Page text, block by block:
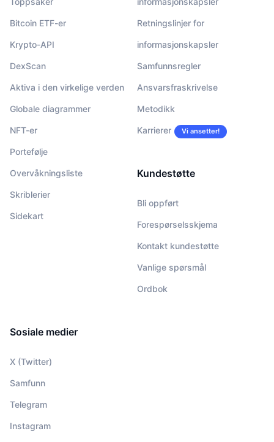
Bitcoin ETF-er
Krypto-API
DexScan
Aktiva i den virkelige verden
Globale diagrammer
NFT-er
Portefølje
Overvåkningsliste
Skriblerier
Sidekart
Retningslinjer for
informasjonskapsler
Samfunnsregler
Ansvarsfraskrivelse
Metodikk
Karrierer Vi ansetter!
Kundestøtte
Bli oppført
Forespørselsskjema
Kontakt kundestøtte
Vanlige spørsmål
Ordbok
Sosiale medier
X (Twitter)
Samfunn
Telegram
Instagram